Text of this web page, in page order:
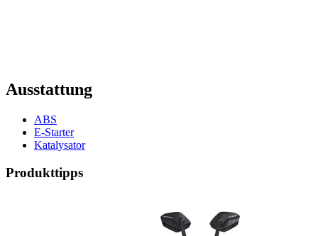
Ausstattung
ABS
E-Starter
Katalysator
Produkttipps